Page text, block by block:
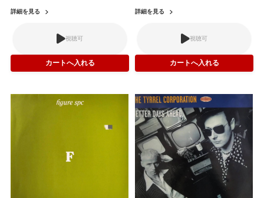
詳細を見る
視聴可
詳細を見る
視聴可